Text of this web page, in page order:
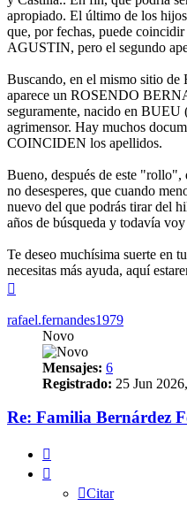
apropiado. El último de los
que, por fechas, puede
AGUSTIN, pero el segundo
Buscando, en el mismo sitio de
aparece un ROSENDO
seguramente, nacido en
agrimensor. Hay muchos
COINCIDEN los apellidos.
Bueno, después de este "rollo",
no desesperes, que cuando
nuevo del que podrás tirar del
años de búsqueda y todavía
Te deseo muchísima suerte en
necesitas más ayuda, aquí
rafael.fernandes1979
Novo
Mensajes: 6
Registrado: 25 Jun
Re: Familia Bernárdez
Citar